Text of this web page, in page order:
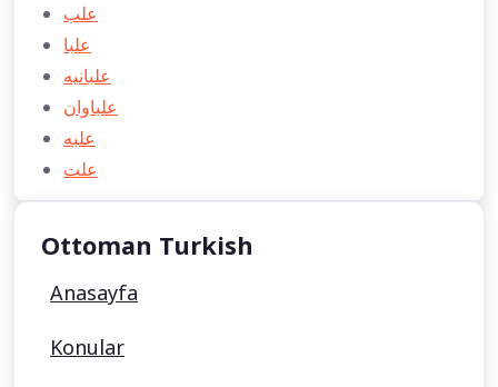
علب
علبا
علبانيه
علباوان
علبه
علت
Ottoman Turkish
Anasayfa
Konular